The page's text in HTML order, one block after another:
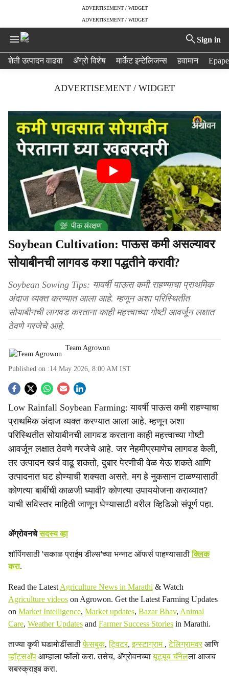
ADVERTISEMENT / WIDGET
ADVERTISEMENT / WIDGET
Sign in
e
शेती उत्पादन वाढवा ॲग्रो विशेष मार्केट इन्टेलिजन्स हवामान
ADVERTISEMENT / WIDGET
Soybean Cultivation: पाऊस कमी असल्यावर
सोयाबीनची लागवड कशा पद्धतीने करावी?
Soybean Sowing Tips: यावर्षी पाऊस कमी राहण्याचा प्राथमिक
अंदाज व्यक्त करण्यात आला आहे. म्हणून अशा परिस्थितीत
सोयाबीनची लागवड करताना काही महत्त्वाच्या गोष्टी आवर्जून लक्षात
ठेवणे गरजेचे आहे.
Team Agrowon
Published on :14 May 2026, 8:00 AM IST
S
o
c
i
a
l
h
a
e
Low Rainfall Soybean Farming: यावर्षी पाऊस कमी राहण्याचा
प्राथमिक अंदाज व्यक्त करण्यात आला आहे. म्हणून अशा
परिस्थितीत सोयाबीनची लागवड करताना काही महत्त्वाच्या गोष्टी
आवर्जून लक्षात ठेवणे गरजेचे आहे. जर नेहमीप्रमाणेच लागवड केली,
तर उत्पादन खर्च वाढू शकतो, दुबार पेरणीची वेळ येऊ शकते आणि
उत्पादनात घट होण्याची शक्यता असते. मग हे नुकसान टाळण्यासाठी
कोणत्या बाबींची काळजी घ्यावी? कोणत्या उपाययोजना कराव्यात?
याची सविस्तर माहिती जाणून घेण्यासाठी वरील व्हिडिओ संपूर्ण पहा.
ॲग्रोवनचेसदस्य व्हा
शॉपिंगसाठी 'सकाळ प्राईम डील्स'च्या भन्नाट ऑफर्स पाहण्यासाठीक्लिक
करा.
Read the Latest Agriculture News in Marathi & Watch
Agriculture videos on Agrowon. Get the Latest Farming Updates
on Market Intelligence, Market updates, Bazar Bhav, Animal
Care, Weather Updates and Farmer Success Stories in Marathi.
ताज्या कृषी घडामोडींसाठीफेसबुक,ट्विटर,इन्स्टाग्राम ,टेलिग्रामवरआणि
व्हॉट्सॲप आम्हाला फॉलो करा. तसेच, ॲग्रोवनच्यायूट्यूब चॅनेलला आजच
सबस्क्राइब करा.